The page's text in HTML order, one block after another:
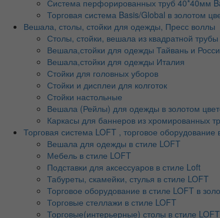
Система перфорированных труб 40*40мм
Торговая система Basis/Global в золотом
Вешала, столы, стойки для одежды, Пресс воллы
Столы, стойки, вешала из квадратной трубы
Вешала,стойки для одежды Тайвань и
Вешала,стойки для одежды Италия
Стойки для головных уборов
Стойки и дисплеи для колготок
Стойки настольные
Вешала (Рейлы) для одежды в золотом
Каркасы для баннеров из хромированных
Торговая система LOFT , торговое оборудование
Вешала для одежды в стиле LOFT
Мебель в стиле LOFT
Подставки для аксессуаров в стиле Loft
Табуреты, скамейки, стулья в стиле LOFT
Торговое оборудование в стиле LOFT в
Торговые стеллажи в стиле LOFT
Торговые(интерьерные) столы в стиле LOFT